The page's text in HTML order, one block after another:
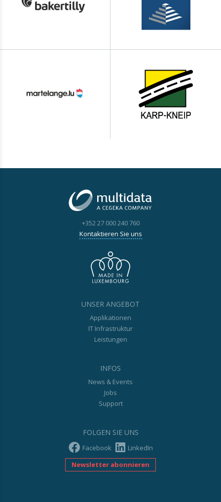
+352 27 000 240 760
Kontaktieren Sie uns
UNSER ANGEBOT
Applikationen
IT Infrastruktur
Leistungen
INFOS
News & Events
Jobs
Support
FOLGEN SIE UNS
Facebook
LinkedIn
Newsletter abonnieren